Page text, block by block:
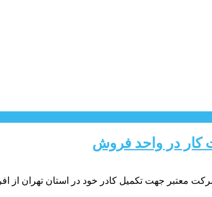
کار در واحد فروش
معتبر جهت تکمیل کادر خود در استان تهران از